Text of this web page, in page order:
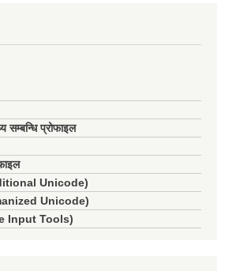
सम्बन्धि प्रोफाइल
Unicode)
Unicode)
Input Tools)